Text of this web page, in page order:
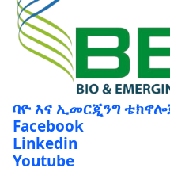
ባዮ እና ኢመርጂንግ
Facebook
Linkedin
Youtube